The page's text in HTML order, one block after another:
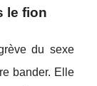
le fion
du sexe
bander. Elle